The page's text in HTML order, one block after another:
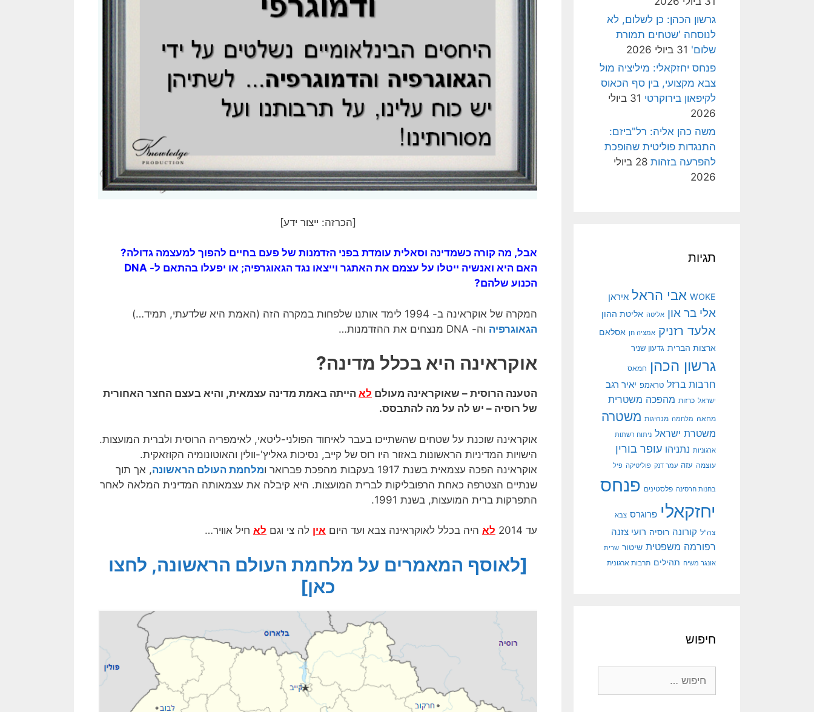
[הכרזה: ייצור ידע]
אבל, מה קורה כשמדינה וסאלית עומדת בפני הזדמנות של פעם בחיים להפוך למעצמה גדולה?
האם היא ואנשיה ייטלו על עצמם את האתגר וייצאו נגד הגאוגרפיה
; או יפעלו בהתאם ל- DNA
הכנוע שלהם?
המקרה של אוקראינה ב- 1994 לימד אותנו שלפחות במקרה הזה (האמת היא שלדעתי, תמיד…)
הגאוגרפיה וה- DNA מנצחים את ההזדמנות…
אוקראינה היא בכלל מדינה?
הטענה הרוסית – שאוקראינה מעולם לא הייתה באמת מדינה עצמאית, והיא בעצם החצר האחורית
של רוסיה – יש לה על מה להתבסס.
אוקראינה שוכנת על שטחים שהשתייכו בעבר לאיחוד הפולני-ליטאי, לאימפריה הרוסית ולברית המועצות.
הישויות המדיניות הראשונות באזור היו רוס של קייב, נסיכות גאליץ'-וולין והאוטונומיה הקוזאקית.
אוקראינה הפכה עצמאית בשנת 1917 בעקבות מהפכת פברואר ו
מלחמת העולם הראשונה, אך תוך
שנתיים הצטרפה כאחת הרפובליקות לברית המועצות. היא קיבלה את עצמאותה המדינית המלאה לאחר
התפרקות ברית המועצות, בשנת 1991.
עד 2014 לא היה בכלל לאוקראינה צבא ועד היום אין לה צי וגם לא חיל אוויר…
[לאוסף המאמרים על מלחמת העולם הראשונה, לחצו
כאן]
גרשון הכהן: כן לשלום, לא
לנוסחה 'שטחים תמורת
שלום' 31 ביולי 2026
פנחס יחזקאלי: מיליציה מול
צבא מקצועי, בין סף הכאוס
לקיפאון בירוקרטי
31 ביולי
2026
משה כהן אליה: רל"ביזם:
התנגדות פוליטית שהופכת
להפרעה בזהות
28 ביולי
2026
תגיות
WOKE אבי הראל איראן
אלי בר און אליטה אליטת ההון
אלעד רזניק אמציה חן אסלאם
ארצות הברית גדעון שניר
גרשון הכהן חמאס
חרבות ברזל טראמפ יאיר רגב
ישראל כרזות מהפכה משטרית
מחאה מלחמה מנהיגות משטרה
משטרת ישראל ניתוח רשתות
ארגוניות נתניהו עופר בורין
עוצמה עזה עמר דנק פוליטיקה פיל
בחנות חרסינה פלסטינים פנחס
יחזקאלי פרוגרס צבא
צה"ל קורונה רוסיה רועי צזנה
רפורמה משפטית שיטור שרית
אונגר משיח תהילים תרבות ארגונית
חיפוש